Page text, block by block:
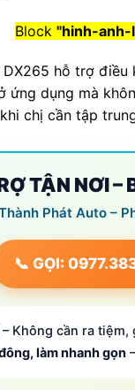
Block "hinh-
hỗ trợ
ứng dụng mà
chị cần tập
TẬN NƠI
Phát Auto –
📞 GỌI:
– Không cần ra tiệm,
làm nhanh gọn